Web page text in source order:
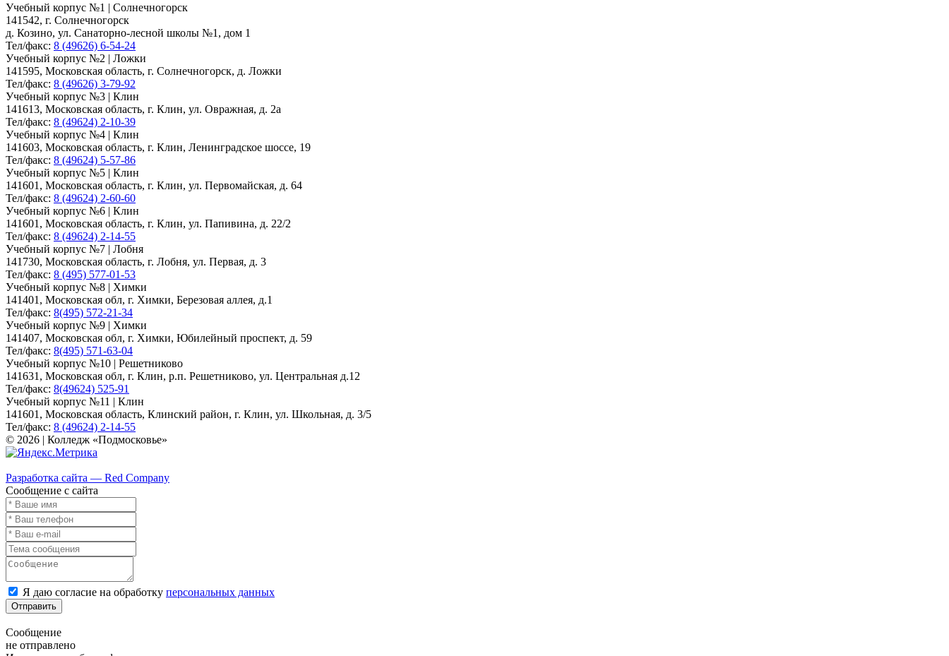
Учебный корпус №1 | Солнечногорск
141542, г. Солнечногорск
д. Козино, ул. Санаторно-лесной школы №1, дом 1
Тел/факс: 8 (49626) 6-54-24
Учебный корпус №2 | Ложки
141595, Московская область, г. Солнечногорск, д. Ложки
Тел/факс: 8 (49626) 3-79-92
Учебный корпус №3 | Клин
141613, Московская область, г. Клин, ул. Овражная, д. 2а
Тел/факс: 8 (49624) 2-10-39
Учебный корпус №4 | Клин
141603, Московская область, г. Клин, Ленинградское шоссе, 19
Тел/факс: 8 (49624) 5-57-86
Учебный корпус №5 | Клин
141601, Московская область, г. Клин, ул. Первомайская, д. 64
Тел/факс: 8 (49624) 2-60-60
Учебный корпус №6 | Клин
141601, Московская область, г. Клин, ул. Папивина, д. 22/2
Тел/факс: 8 (49624) 2-14-55
Учебный корпус №7 | Лобня
141730, Московская область, г. Лобня, ул. Первая, д. 3
Тел/факс: 8 (495) 577-01-53
Учебный корпус №8 | Химки
141401, Московская обл, г. Химки, Березовая аллея, д.1
Тел/факс: 8(495) 572-21-34
Учебный корпус №9 | Химки
141407, Московская обл, г. Химки, Юбилейный проспект, д. 59
Тел/факс: 8(495) 571-63-04
Учебный корпус №10 | Решетниково
141631, Московская обл, г. Клин, р.п. Решетниково, ул. Центральная д.12
Тел/факс: 8(49624) 525-91
Учебный корпус №11 | Клин
141601, Московская область, Клинский район, г. Клин, ул. Школьная, д. 3/5
Тел/факс: 8 (49624) 2-14-55
© 2026 | Колледж «Подмосковье»
Разработка сайта — Red Company
Сообщение с сайта
Я даю согласие на обработку персональных данных
Отправить
Сообщение
не отправлено